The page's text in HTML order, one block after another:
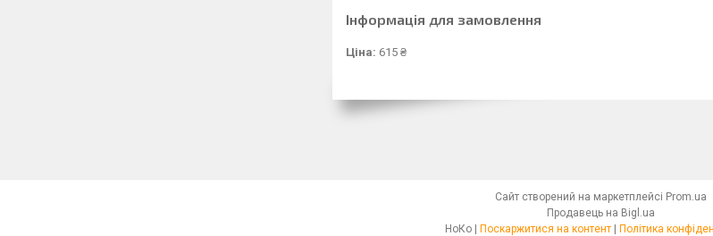
Інформація для замовлення
Ціна: 615 ₴
Сайт створений на маркетплейсі Prom.ua
Продавець на Bigl.ua
НоКо | Поскаржитися на контент | Політика